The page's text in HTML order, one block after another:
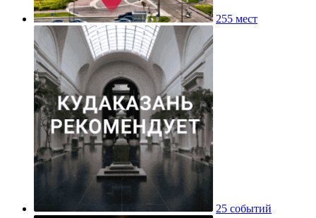
255 мест
25 событий